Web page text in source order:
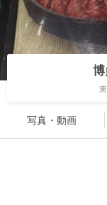
写真・動画